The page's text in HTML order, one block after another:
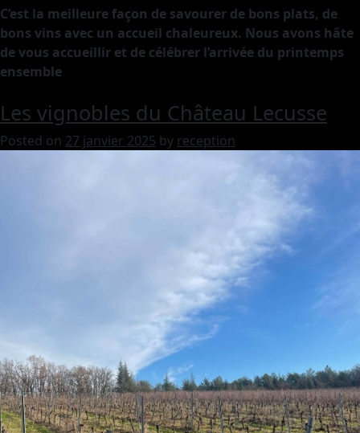
C’est la meilleure façon de savourer de bons plats, de
bons vins avec un accueil chaleureux. Nous avons hâte
de vous accueillir et de célébrer l’arrivée du printemps
ensemble
Les vignobles du Château Lecusse
Posted on 27 janvier 2025 by reception